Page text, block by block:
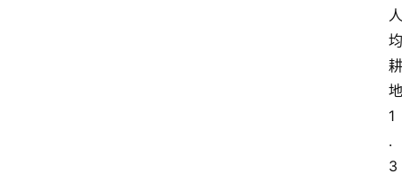
人
均
耕
地
1
.
3